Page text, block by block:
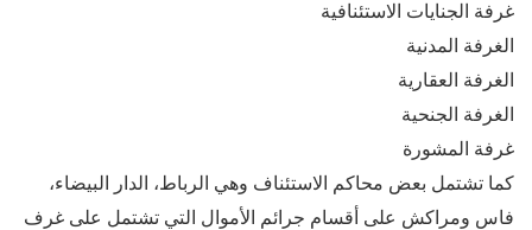
غرفة الجنايات الاستئنافية
الغرفة المدنية
الغرفة العقارية
الغرفة الجنحية
غرفة المشورة
كما تشتمل بعض محاكم الاستئناف وهي الرباط، الدار البيضاء،
فاس ومراكش على أقسام جرائم الأموال التي تشتمل على غرف